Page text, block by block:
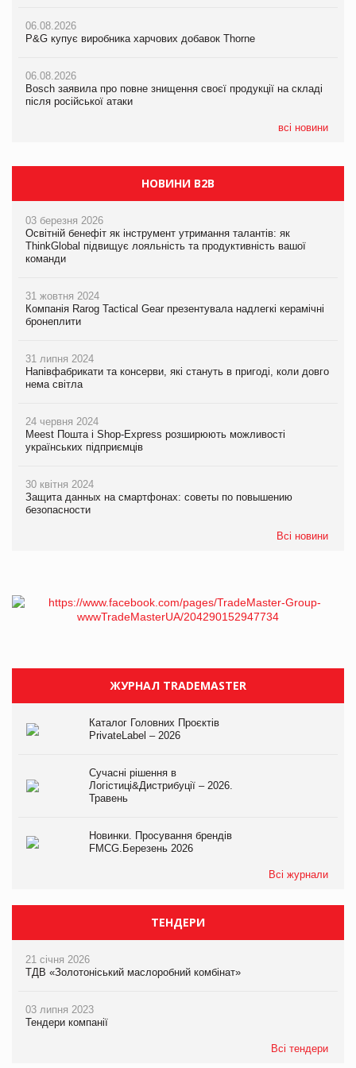
06.08.2026
P&G купує виробника харчових добавок Thorne
06.08.2026
Bosch заявила про повне знищення своєї продукції на складі
після російської атаки
всі новини
новинки від ТМ ТОКЕРИ
Сергій Лісунов про заморожені хлібобулочні вироби на
06.08.2026
P&G купує виробника харчових добавок Thorne
06.08.2026
Bosch заявила про повне знищення своєї продукції на складі
після російської атаки
НОВИНИ B2B
03 березня 2026
Освітній бенефіт як інструмент утримання талантів: як
ThinkGlobal підвищує лояльність та продуктивність вашої
команди
31 жовтня 2024
Компанія Rarog Tactical Gear презентувала надлегкі керамічні
бронеплити
31 липня 2024
Напівфабрикати та консерви, які стануть в пригоді, коли довго
нема світла
24 червня 2024
Meest Пошта і Shop-Express розширюють можливості
українських підприємців
30 квітня 2024
Защита данных на смартфонах: советы по повышению
безопасности
Всі новини
ЖУРНАЛ TRADEMASTER
Каталог Головних Проєктів
PrivateLabel – 2026
Сучасні рішення в
Логістиці&Дистрибуції – 2026.
Травень
Новинки. Просування брендів
FMCG.Березень 2026
Всі журнали
ТЕНДЕРИ
21 січня 2026
ТДВ «Золотоніський маслоробний комбінат»
03 липня 2023
Тендери компанії
Всі тендери